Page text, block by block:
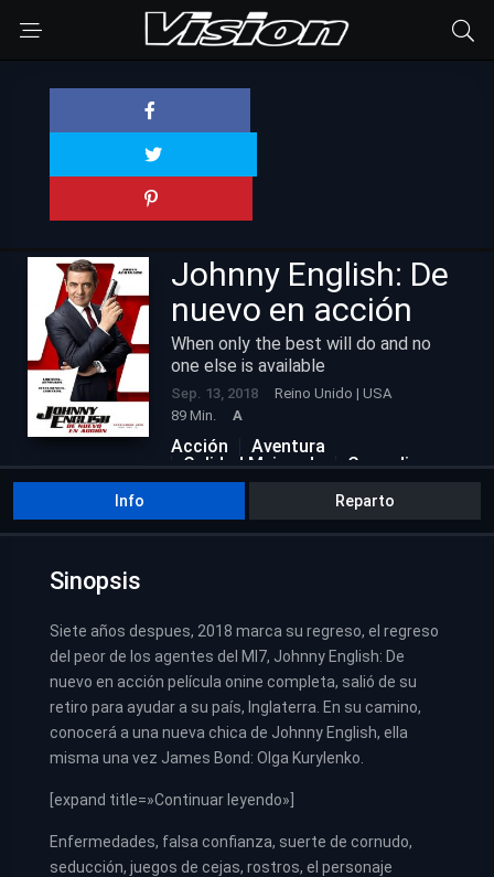
Johnny English: De
nuevo en acción
When only the best will do and no
one else is available
Sep. 13, 2018
Reino Unido | USA
89 Min.
A
Acción
Aventura
Calidad Mejorada
Comedia
Familiar
Info Reparto
Sinopsis
Siete años despues, 2018 marca su regreso, el regreso
del peor de los agentes del MI7, Johnny English: De
nuevo en acción película onine completa, salió de su
retiro para ayudar a su país, Inglaterra. En su camino,
conocerá a una nueva chica de Johnny English, ella
misma una vez James Bond: Olga Kurylenko.
[expand title=»Continuar leyendo»]
Enfermedades, falsa confianza, suerte de cornudo,
seducción, juegos de cejas, rostros, el personaje